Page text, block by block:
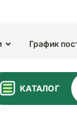
График
КАТАЛОГ